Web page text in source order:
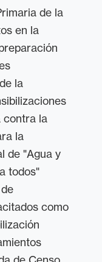
de la
en la
la
contra la
la
de "Agua y
todos"
como